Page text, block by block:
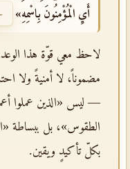
أَيِ الْمُؤْمِنُونَ بِاسْمِهِ»
لاحظ معي قوّة هذا
مضموناً، لا أمنيةً ولا
— ليس «الذين عملوا
الطقوس»، بل ببساطة
بكلّ تأكيدٍ ويقين.